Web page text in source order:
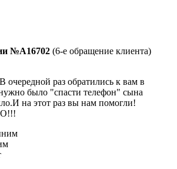
№A16702 (6-е обращение клиента)
очередной раз обратились к вам в
было "спасти телефон" сына
на этот раз вы нам помогли!